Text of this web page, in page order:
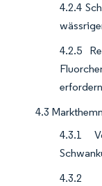
4.2.4
4.2.5
erfordern
4.3
4.3.1
4.3.2